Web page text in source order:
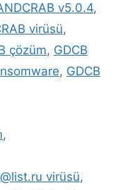
v5.0.4,
virüsü,
çözüm, GDCB
, GDCB
,
virüsü,